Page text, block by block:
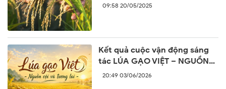
09:58 20/05/2025
Kết quả cuộc vận động sáng
tác LÚA GẠO VIỆT – NGUỒN
CỘI VÀ TƯƠNG LAI
20:49 03/06/2026